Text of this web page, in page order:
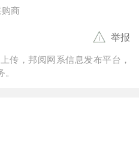
商
举报
传，邦阅网系信息发布平台，